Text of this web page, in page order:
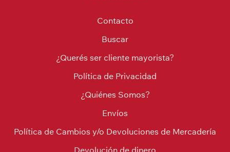
Contacto
Buscar
¿Querés ser cliente mayorista?
Política de Privacidad
¿Quiénes Somos?
Envíos
Política de Cambios y/o Devoluciones de Mercadería
Devolución de dinero